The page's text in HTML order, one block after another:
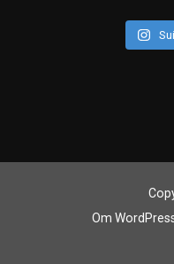
Om